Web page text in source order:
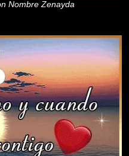
Nombre Zenayda